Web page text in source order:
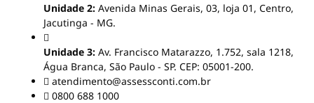
Unidade 2: Avenida Minas Gerais, 03, loja 01, Centro,
Jacutinga - MG.
Unidade 3: Av. Francisco Matarazzo, 1.752, sala 1218,
Água Branca, São Paulo - SP. CEP: 05001-200.
atendimento@assessconti.com.br
0800 688 1000